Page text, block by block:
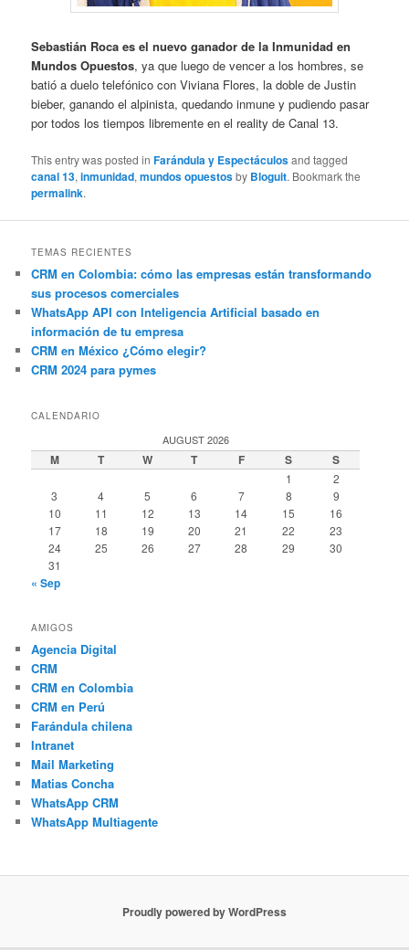
Sebastián Roca es el nuevo ganador de la Inmunidad en
Mundos Opuestos, ya que luego de vencer a los hombres, se
batió a duelo telefónico con Viviana Flores, la doble de Justin
bieber, ganando el alpinista, quedando inmune y pudiendo pasar
por todos los tiempos libremente en el reality de Canal 13.
This entry was posted inFarándula y Espectáculosand tagged
canal 13,inmunidad,mundos opuestosby Bloguit. Bookmark the
permalink.
TEMAS RECIENTES
CRM en Colombia: cómo las empresas están transformando
sus procesos comerciales
WhatsApp API con Inteligencia Artificial basado en
información de tu empresa
CRM en México ¿Cómo elegir?
CRM 2024 para pymes
CALENDARIO
AUGUST 2026
M T W T F S S
1
2
3
4 5 6 7 8
9
10
11 12 13 14 15
16
17
18 19 20 21 22
23
24
25 26 27 28 29
30
31
« Sep
AMIGOS
Agencia Digital
CRM
CRM en Colombia
CRM en Perú
Farándula chilena
Intranet
Mail Marketing
Matias Concha
WhatsApp CRM
WhatsApp Multiagente
Proudly powered by WordPress